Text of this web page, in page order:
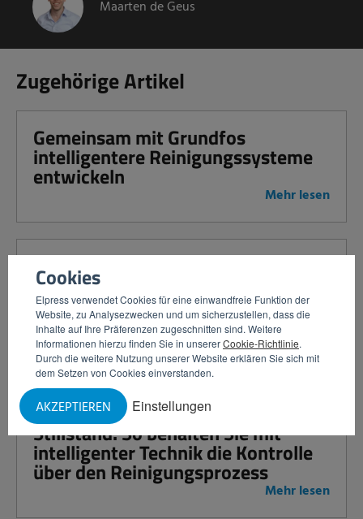
Cookies
Elpress verwendet Cookies für eine einwandfreie Funktion der
Website, zu Analysezwecken und um sicherzustellen, dass die
Inhalte auf Ihre Präferenzen zugeschnitten sind. Weitere
Informationen hierzu finden Sie in unsererCookie-Richtlinie.
Durch die weitere Nutzung unserer Website erklären Sie sich mit
dem Setzen von Cookies einverstanden.
Einstellungen
AKZEPTIEREN
Maarten de Geus
Zugehörige Artikel
Gemeinsam mit Grundfos
intelligentere Reinigungssysteme
entwickeln
Mehr lesen
Machen Sie den Schritt zur
intelligenten Reinigung: Steigern
Sie Kontrolle und Effizienz mit
intelligenten Satelliten.
Mehr lesen
Vermeiden Sie Fehler und
Stillstand: So behalten Sie mit
intelligenter Technik die Kontrolle
über den Reinigungsprozess
Mehr lesen